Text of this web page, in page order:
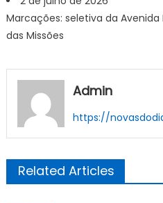
Marcações: seletiva da Avenida
das Missões
Admin
https://
Related Articles